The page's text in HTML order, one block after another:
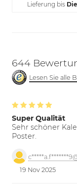
Lieferung bis
644
Lesen Sie alle
Super Qualität
Sehr schöner
Poster.
19 Nov 2025